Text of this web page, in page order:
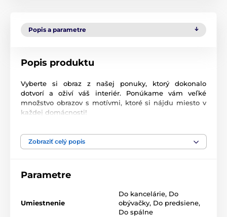
Popis a parametre
Popis produktu
Vyberte si obraz z našej ponuky, ktorý dokonalo
dotvorí a oživí váš interiér. Ponúkame vám veľké
množstvo obrazov s motívmi, ktoré si nájdu miesto v
každej domácnosti!
(v cm):
Zobraziť celý popis
Parametre
Umiestnenie
Do kancelárie, Do
obývačky, Do predsiene,
Do spálne